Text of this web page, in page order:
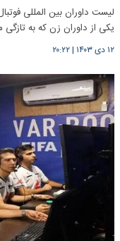
یکی از داوران زن که به
۱۲ دی ۱۴۰۳ |۲۰:۲۲